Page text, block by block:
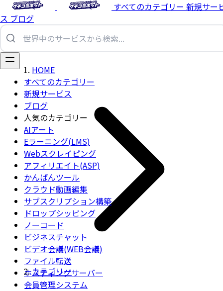
すべてのカテゴリー 新規サー
ス ブログ
すべてのカテゴリー
新規サービス
ブログ
人気のカテゴリー
AIアート
Eラーニング(LMS)
Webスクレイピング
アフィリエイト(ASP)
かんばんツール
クラウド動画編集
サブスクリプション構築
ドロップシッピング
ノーコード
ビジネスチャット
ビデオ会議(WEB会議)
ファイル転送
ホスティングサーバー
会員管理システム
HOME
カテゴリー